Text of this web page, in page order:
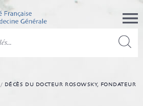
/ DÉCÈS DU DOCTEUR ROSOWSKY, FONDATEUR